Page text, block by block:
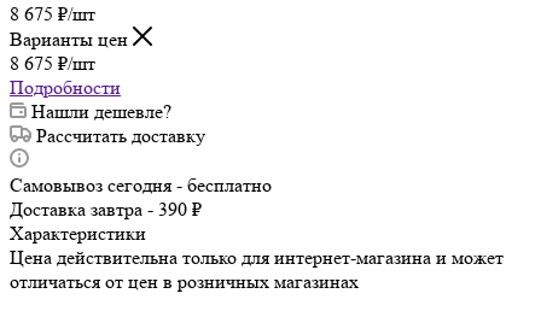
8 675 ₽/шт
Варианты цен
8 675 ₽/шт
Подробности
Нашли дешевле?
Рассчитать доставку
Самовывоз сегодня - бесплатно
Доставка завтра - 390 ₽
Характеристики
Цена действительна только для интернет-магазина и может
отличаться от цен в розничных магазинах